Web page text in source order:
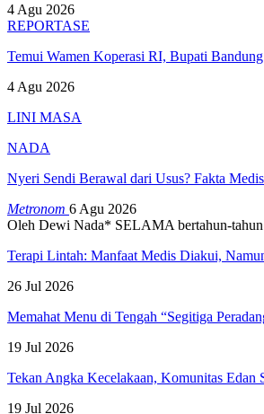
4 Agu 2026
REPORTASE
Temui Wamen Koperasi RI, Bupati
4 Agu 2026
LINI MASA
NADA
Nyeri Sendi Berawal dari Usus? Fakta
Metronom 6 Agu 2026
Oleh Dewi Nada* SELAMA bertahun-tahun
Terapi Lintah: Manfaat Medis Diakui,
26 Jul 2026
Memahat Menu di Tengah “Segitiga
19 Jul 2026
Tekan Angka Kecelakaan, Komunitas
19 Jul 2026